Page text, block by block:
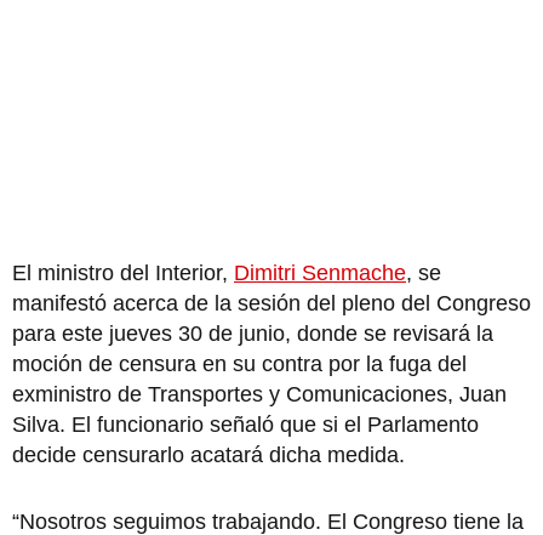
El ministro del Interior, Dimitri Senmache, se
manifestó acerca de la sesión del pleno del Congreso
para este jueves 30 de junio, donde se revisará la
moción de censura en su contra por la fuga del
exministro de Transportes y Comunicaciones, Juan
Silva. El funcionario señaló que si el Parlamento
decide censurarlo acatará dicha medida.
“Nosotros seguimos trabajando. El Congreso tiene la